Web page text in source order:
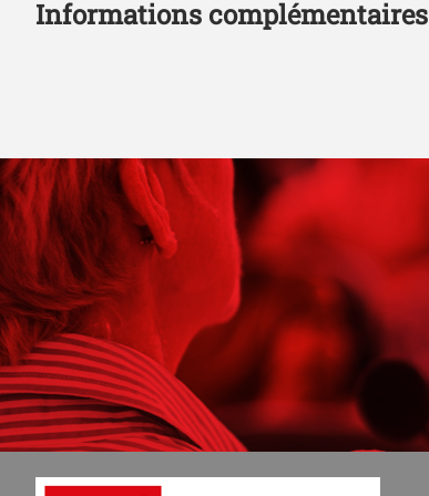
Informations complémentaires